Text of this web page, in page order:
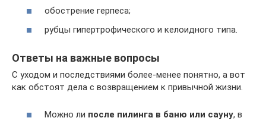
обострение герпеса;
рубцы гипертрофического и келоидного типа.
Ответы на важные вопросы
С уходом и последствиями более-менее понятно, а вот
как обстоят дела с возвращением к привычной жизни.
Можно ли после пилинга в баню или сауну, в